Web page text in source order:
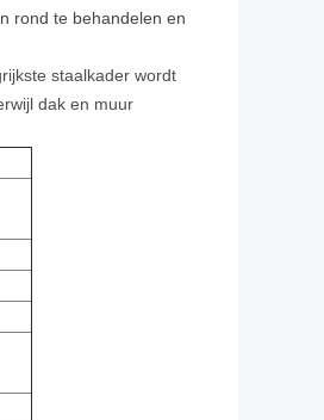
rond te behandelen en
staalkader wordt
dak en muur